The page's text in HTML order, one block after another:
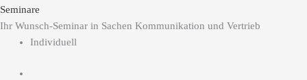
Seminare
Ihr Wunsch-Seminar in Sachen Kommunikation und Vertrieb
Individuell